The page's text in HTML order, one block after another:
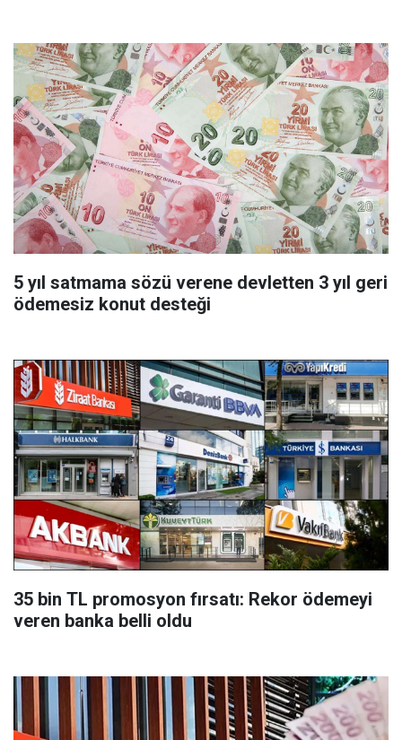
5 yıl satmama sözü verene devletten 3 yıl geri
ödemesiz konut desteği
35 bin TL promosyon fırsatı: Rekor ödemeyi
veren banka belli oldu